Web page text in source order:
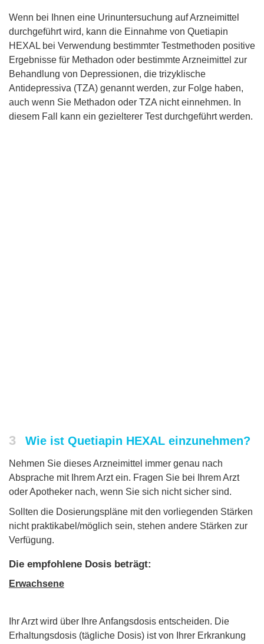
Wenn bei Ihnen eine Urinuntersuchung auf Arzneimittel
durchgeführt wird, kann die Einnahme von Quetiapin
HEXAL bei Verwendung bestimmter Testmethoden positive
Ergebnisse für Methadon oder bestimmte Arzneimittel zur
Behandlung von Depressionen, die trizyklische
Antidepressiva (TZA) genannt werden, zur Folge haben,
auch wenn Sie Methadon oder TZA nicht einnehmen. In
diesem Fall kann ein gezielterer Test durchgeführt werden.
3 Wie ist Quetiapin HEXAL einzunehmen?
Nehmen Sie dieses Arzneimittel immer genau nach
Absprache mit Ihrem Arzt ein. Fragen Sie bei Ihrem Arzt
oder Apotheker nach, wenn Sie sich nicht sicher sind.
Sollten die Dosierungspläne mit den vorliegenden Stärken
nicht praktikabel/möglich sein, stehen andere Stärken zur
Verfügung.
Die empfohlene Dosis beträgt:
Erwachsene
Ihr Arzt wird über Ihre Anfangsdosis entscheiden. Die
Erhaltungsdosis (tägliche Dosis) ist von Ihrer Erkrankung